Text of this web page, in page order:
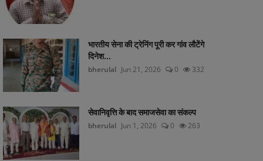
भारतीय सेना की ट्रेनिंग पूरी कर गांव लौटेंगे
दिनेश...
bherulal Jun 21, 2026 0 332
सेवानिवृत्ति के बाद समाजसेवा का संकल्प
bherulal Jun 1, 2026 0 263